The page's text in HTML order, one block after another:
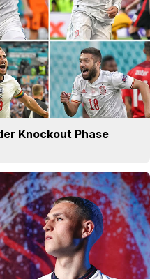
Knockout Phase